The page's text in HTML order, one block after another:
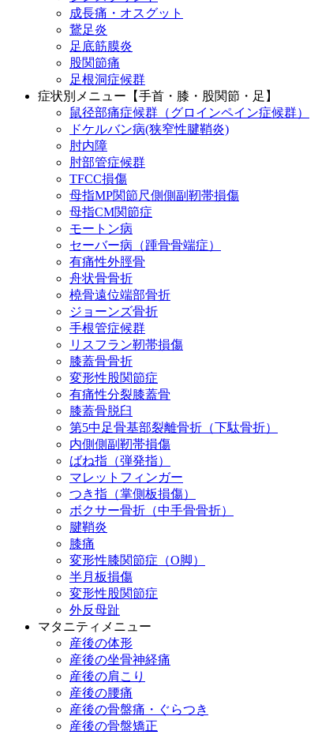
成長痛・オスグット
鵞足炎
足底筋膜炎
股関節痛
足根洞症候群
症状別メニュー【手首・膝・股関節・足】
鼠径部痛症候群（グロインペイン症候群）
ドケルバン病(狭窄性腱鞘炎)
肘内障
肘部管症候群
TFCC損傷
母指MP関節尺側側副靭帯損傷
母指CM関節症
モートン病
セーバー病（踵骨骨端症）
有痛性外脛骨
舟状骨骨折
橈骨遠位端部骨折
ジョーンズ骨折
手根管症候群
リスフラン靭帯損傷
膝蓋骨骨折
変形性股関節症
有痛性分裂膝蓋骨
膝蓋骨脱臼
第5中足骨基部裂離骨折（下駄骨折）
内側側副靭帯損傷
ばね指（弾発指）
マレットフィンガー
つき指（掌側板損傷）
ボクサー骨折（中手骨骨折）
腱鞘炎
膝痛
変形性膝関節症（O脚）
半月板損傷
変形性股関節症
外反母趾
マタニティメニュー
産後の体形
産後の坐骨神経痛
産後の肩こり
産後の腰痛
産後の骨盤痛・ぐらつき
産後の骨盤矯正